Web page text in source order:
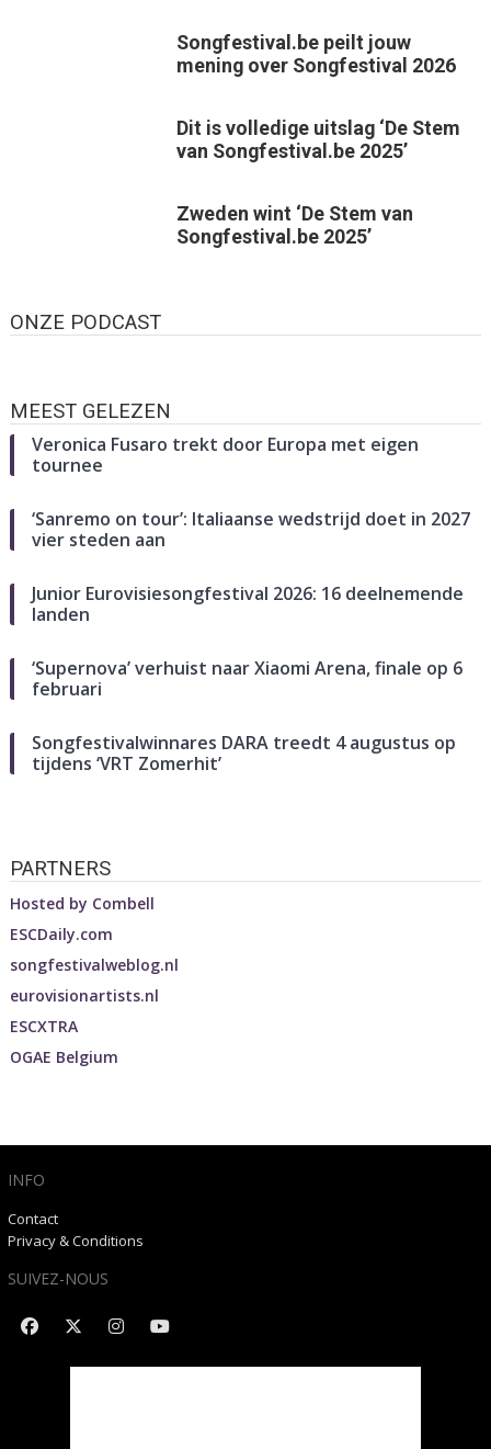
Songfestival.be peilt jouw
mening over Songfestival 2026
Dit is volledige uitslag ‘De Stem
van Songfestival.be 2025’
Zweden wint ‘De Stem van
Songfestival.be 2025’
ONZE PODCAST
MEEST GELEZEN
Veronica Fusaro trekt door Europa met eigen
tournee
‘Sanremo on tour’: Italiaanse wedstrijd doet in 2027
vier steden aan
Junior Eurovisiesongfestival 2026: 16 deelnemende
landen
‘Supernova’ verhuist naar Xiaomi Arena, finale op 6
februari
Songfestivalwinnares DARA treedt 4 augustus op
tijdens ‘VRT Zomerhit’
PARTNERS
Hosted by Combell
ESCDaily.com
songfestivalweblog.nl
eurovisionartists.nl
ESCXTRA
OGAE Belgium
INFO
Contact
Privacy & Conditions
SUIVEZ-NOUS